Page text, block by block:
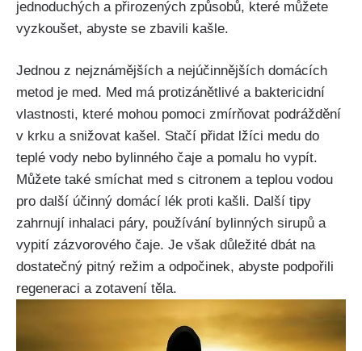
jednoduchých a přirozených‌ způsobů, které můžete
vyzkoušet, abyste se zbavili kašle.
Jednou​ z nejznámějších a nejúčinnějších domácích
metod je med.‌ Med má protizánětlivé a baktericidní
vlastnosti, které mohou pomoci zmírňovat podráždění
v ​krku a snižovat kašel. Stačí přidat lžíci medu do ​
teplé vody nebo bylinného ‍čaje a pomalu ho vypít.
Můžete také smíchat med s citronem a teplou vodou
pro další účinný domácí lék proti kašli. Další tipy
zahrnují inhalaci⁣ páry, používání bylinných sirupů a
vypití‍ zázvorového čaje. Je však důležité dbát na
dostatečný pitný režim a odpočinek, abyste podpořili
regeneraci a‍ zotavení těla.